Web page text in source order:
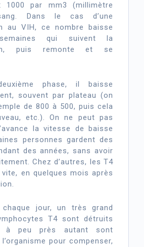
1000 par mm3 (millimètre
Dans le cas d’une
au VIH, ce nombre baisse
qui suivent la
puis remonte et se
phase, il baisse
souvent par plateau (on
de 800 à 500, puis cela
etc.). On ne peut pas
la vitesse de baisse
personnes gardent des
des années, sans avoir
Chez d’autres, les T4
en quelques mois après
jour, un très grand
T4 sont détruits
à peu près autant sont
pour compenser,